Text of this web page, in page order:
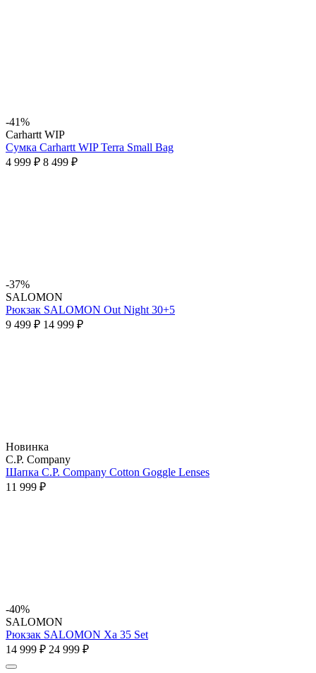
-41%
Carhartt WIP
Сумка Carhartt WIP Terra Small Bag
4 999 ₽ 8 499 ₽
-37%
SALOMON
Рюкзак SALOMON Out Night 30+5
9 499 ₽ 14 999 ₽
Новинка
C.P. Company
Шапка C.P. Company Cotton Goggle Lenses
11 999 ₽
-40%
SALOMON
Рюкзак SALOMON Xa 35 Set
14 999 ₽ 24 999 ₽